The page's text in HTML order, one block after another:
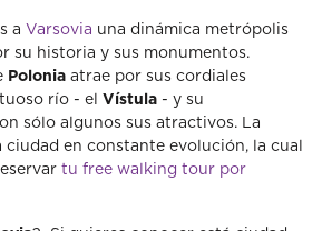
a Varsovia una dinámica metrópolis
su historia y sus monumentos.
Polonia atrae por sus cordiales
río - el Vístula - y su
sólo algunos sus atractivos. La
ciudad en constante evolución, la cual
tu free walking tour por